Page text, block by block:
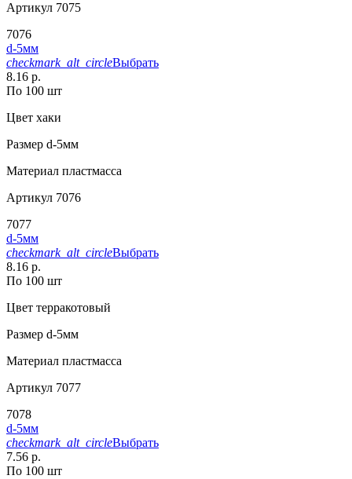
Артикул 7075
7076
d-5мм
checkmark_alt_circleВыбрать
8.16 р.
По 100 шт
Цвет хаки
Размер d-5мм
Материал пластмасса
Артикул 7076
7077
d-5мм
checkmark_alt_circleВыбрать
8.16 р.
По 100 шт
Цвет терракотовый
Размер d-5мм
Материал пластмасса
Артикул 7077
7078
d-5мм
checkmark_alt_circleВыбрать
7.56 р.
По 100 шт